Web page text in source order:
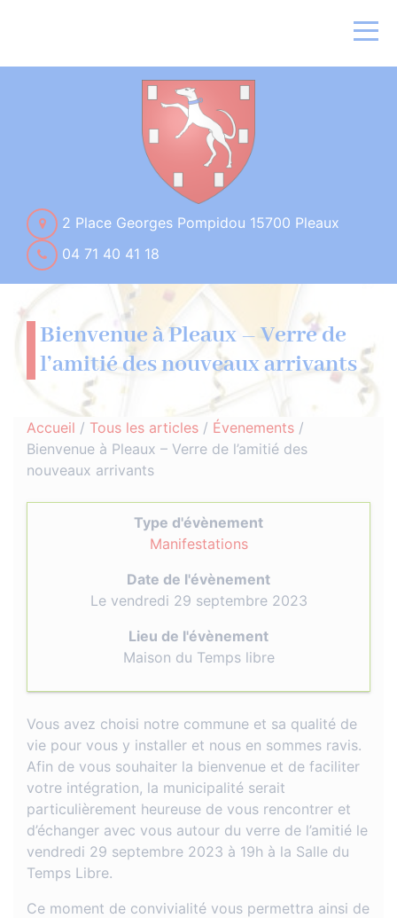
2 Place Georges Pompidou 15700 Pleaux
04 71 40 41 18
Bienvenue à Pleaux – Verre de
l’amitié des nouveaux arrivants
Accueil / Tous les articles / Évenements /
Bienvenue à Pleaux – Verre de l’amitié des
nouveaux arrivants
Type d'évènement
Manifestations
Date de l'évènement
Le vendredi 29 septembre 2023
Lieu de l'évènement
Maison du Temps libre
Vous avez choisi notre commune et sa qualité de
vie pour vous y installer et nous en sommes ravis.
Afin de vous souhaiter la bienvenue et de faciliter
votre intégration, la municipalité serait
particulièrement heureuse de vous rencontrer et
d’échanger avec vous autour du verre de l’amitié le
vendredi 29 septembre 2023 à 19h à la Salle du
Temps Libre.
Ce moment de convivialité vous permettra ainsi de